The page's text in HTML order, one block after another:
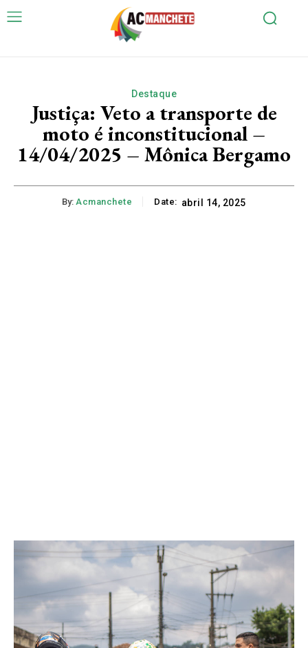
Destaque
Justiça: Veto a transporte de
moto é inconstitucional –
14/04/2025 – Mônica Bergamo
By: Acmanchete Date: abril 14, 2025